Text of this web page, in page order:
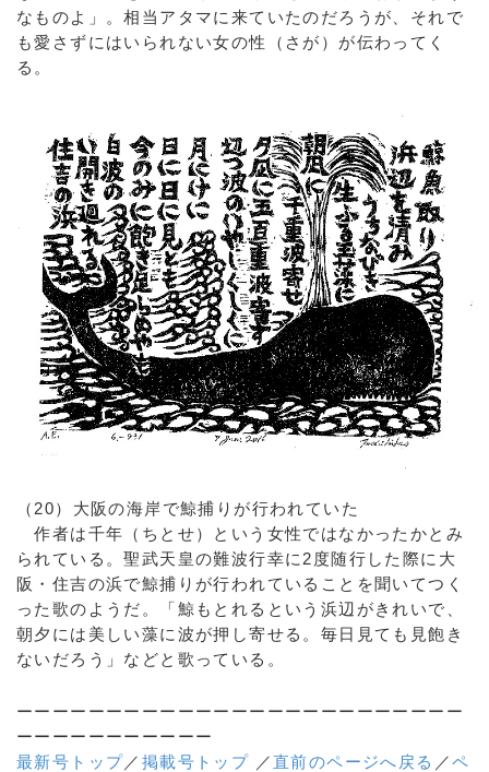
なものよ」。相当アタマに来ていたのだろうが、それで
も愛さずにはいられない女の性（さが）が伝わってく
る。
（20）大阪の海岸で鯨捕りが行われていた
作者は千年（ちとせ）という女性ではなかったかとみ
られている。聖武天皇の難波行幸に2度随行した際に大
阪・住吉の浜で鯨捕りが行われていることを聞いてつく
った歌のようだ。「鯨もとれるという浜辺がきれいで、
朝夕には美しい藻に波が押し寄せる。毎日見ても見飽き
ないだろう」などと歌っている。
ーーーーーーーーーーーーーーーーーーーーーーーーー
ーーーーーーーーーーー
最新号トップ／ 掲載号トップ ／直前のページへ戻る ／ペ